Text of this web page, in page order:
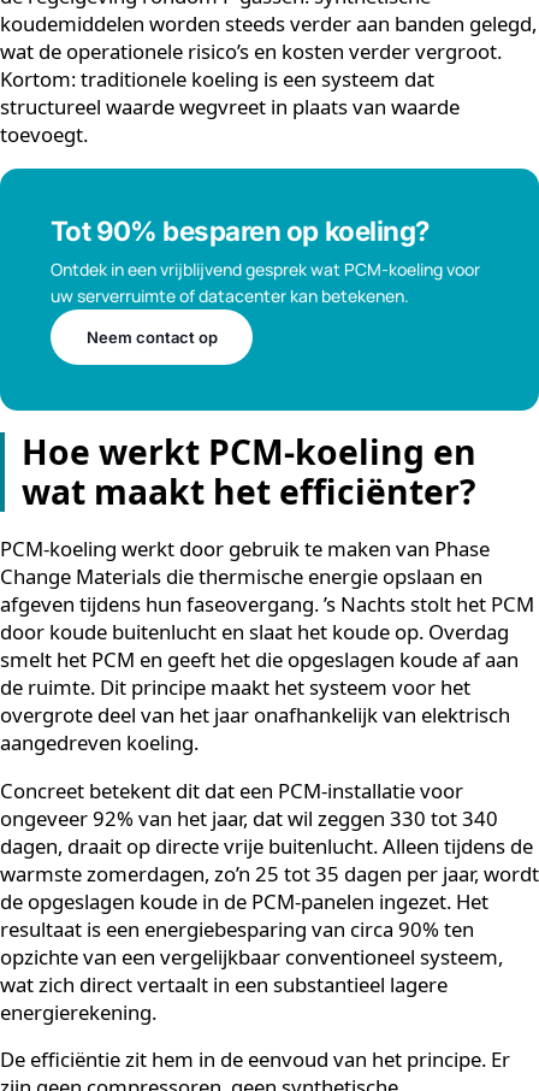
wat zich vertaalt in een structureel hoog
en een navenant hoge energierekening.
Daar komen de onderhoudskosten nog bij.
Compressoren, warmtewisselaars en
vereisen regelmatige inspectie en vervanging. En dan
koudemiddelen worden steeds verder aan banden
wat de operationele risico’s en kosten verder vergroot.
Kortom: traditionele koeling is een systeem dat
structureel waarde wegvreet in plaats van waarde
toevoegt.
Tot 90% besparen op koeling?
Ontdek in een vrijblijvend gesprek wat PCM-koeling voor
Neem contact op
Hoe werkt PCM-koeling en
wat maakt het efficiënter?
PCM-koeling werkt door gebruik te maken van Phase
Change Materials die thermische energie opslaan en
afgeven tijdens hun faseovergang. ’s Nachts stolt het
door koude buitenlucht en slaat het koude op.
smelt het PCM en geeft het die opgeslagen koude af
de ruimte. Dit principe maakt het systeem voor het
overgrote deel van het jaar onafhankelijk van
aangedreven koeling.
Concreet betekent dit dat een PCM-installatie voor
ongeveer 92% van het jaar, dat wil zeggen 330 tot 340